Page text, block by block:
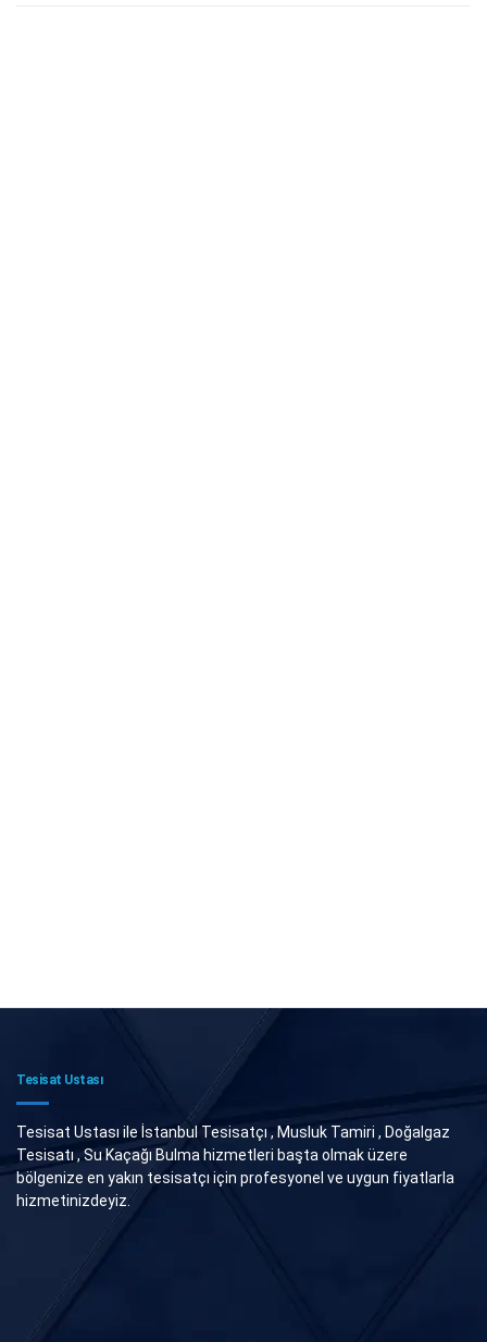
Tesisat Ustası
Tesisat Ustası ile İstanbul Tesisatçı , Musluk Tamiri , Doğalgaz
Tesisatı , Su Kaçağı Bulma hizmetleri başta olmak üzere
bölgenize en yakın tesisatçı için profesyonel ve uygun fiyatlarla
hizmetinizdeyiz.